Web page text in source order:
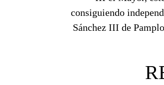
consiguiendo
Sánchez III de